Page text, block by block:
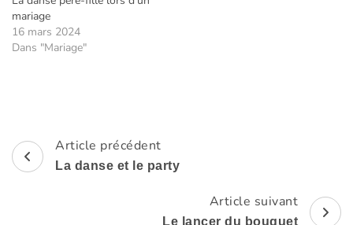
mariage
16 mars 2024
Dans "Mariage"
Navigation
Article précédent
La danse et le party
Article suivant
Le lancer du bouquet